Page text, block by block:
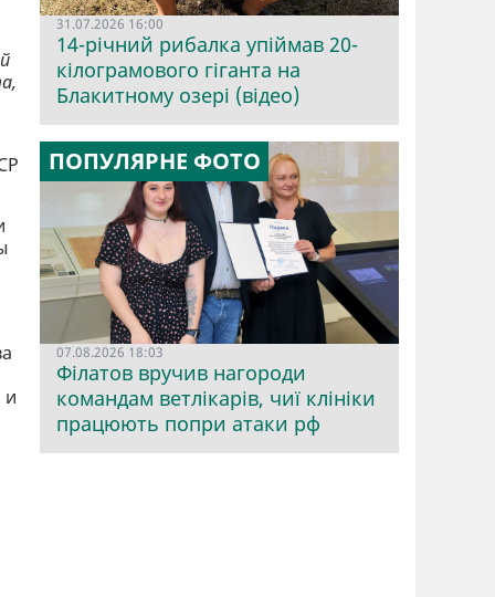
и
31.07.2026 16:00
14-річний рибалка упіймав 20-
кілограмового гіганта на
Блакитному озері (відео)
ПОПУЛЯРНЕ ФОТО
07.08.2026 18:03
Філатов вручив нагороди
командам ветлікарів, чиї клініки
працюють попри атаки рф